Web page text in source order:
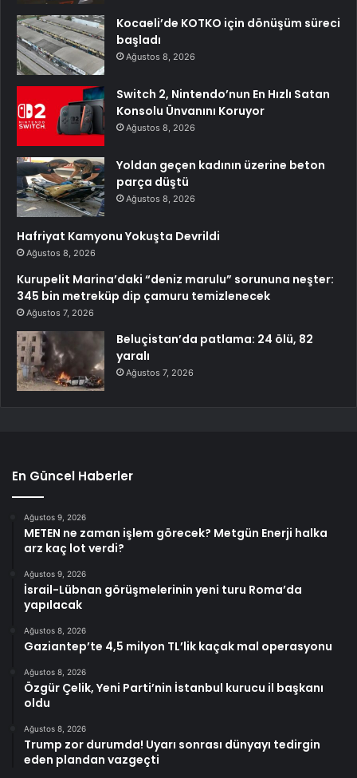
Kocaeli’de KOTKO için dönüşüm süreci
başladı
Ağustos 8, 2026
Switch 2, Nintendo’nun En Hızlı Satan
Konsolu Ünvanını Koruyor
Ağustos 8, 2026
Yoldan geçen kadının üzerine beton
parça düştü
Ağustos 8, 2026
Hafriyat Kamyonu Yokuşta Devrildi
Ağustos 8, 2026
Kurupelit Marina’daki “deniz marulu” sorununa neşter:
345 bin metreküp dip çamuru temizlenecek
Ağustos 7, 2026
Beluçistan’da patlama: 24 ölü, 82
yaralı
Ağustos 7, 2026
En Güncel Haberler
Ağustos 9, 2026
METEN ne zaman işlem görecek? Metgün Enerji halka
arz kaç lot verdi?
Ağustos 9, 2026
İsrail-Lübnan görüşmelerinin yeni turu Roma’da
yapılacak
Ağustos 8, 2026
Gaziantep’te 4,5 milyon TL’lik kaçak mal operasyonu
Ağustos 8, 2026
Özgür Çelik, Yeni Parti’nin İstanbul kurucu il başkanı
oldu
Ağustos 8, 2026
Trump zor durumda! Uyarı sonrası dünyayı tedirgin
eden plandan vazgeçti